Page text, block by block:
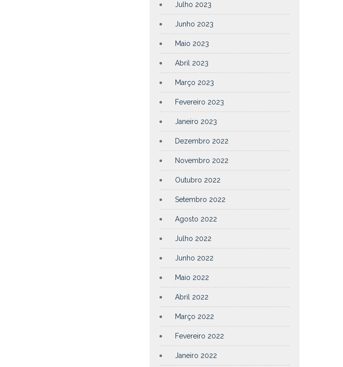
Julho 2023
Junho 2023
Maio 2023
Abril 2023
Março 2023
Fevereiro 2023
Janeiro 2023
Dezembro 2022
Novembro 2022
Outubro 2022
Setembro 2022
Agosto 2022
Julho 2022
Junho 2022
Maio 2022
Abril 2022
Março 2022
Fevereiro 2022
Janeiro 2022